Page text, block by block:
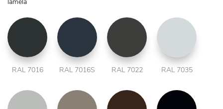
RAL 7016 RAL 7016S RAL 7022 RAL 7035